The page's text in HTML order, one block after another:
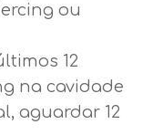
ou
12
na cavidade
aguardar 12